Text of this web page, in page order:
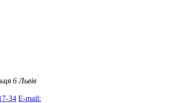
6 Львів
34 E-mail: